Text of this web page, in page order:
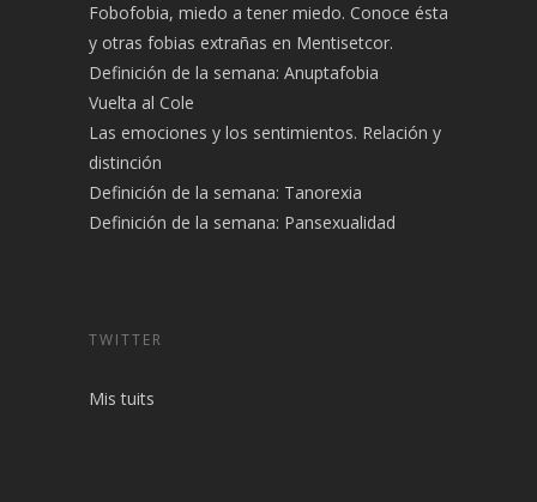
Fobofobia, miedo a tener miedo. Conoce ésta
y otras fobias extrañas en Mentisetcor.
Definición de la semana: Anuptafobia
Vuelta al Cole
Las emociones y los sentimientos. Relación y
distinción
Definición de la semana: Tanorexia
Definición de la semana: Pansexualidad
TWITTER
Mis tuits